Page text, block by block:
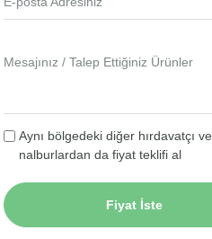
Mesajınız / Talep Ettiğiniz Ürünler
Aynı bölgedeki diğer hırdavatçı ve
nalburlardan da fiyat teklifi al
Fiyat İste